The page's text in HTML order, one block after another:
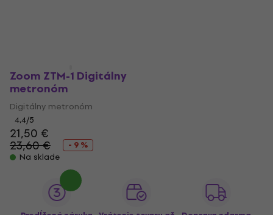
Zoom ZTM-1 Digitálny
metronóm
Digitálny metronóm
4,4/5
21,50 €
23,60 €
- 9 %
Na sklade